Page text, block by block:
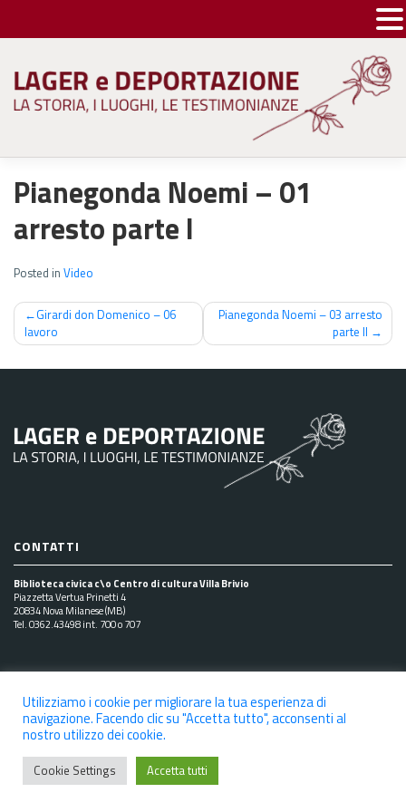
content
Pianegonda Noemi – 01
arresto parte I
Posted in Video
Navigazione
articoli
Girardi don Domenico – 06
lavoro
Pianegonda Noemi – 03 arresto
parte II
CONTATTI
Biblioteca civica c\o Centro di cultura Villa Brivio
Piazzetta Vertua Prinetti 4
20834 Nova Milanese (MB)
Tel. 0362.43498 int. 700 o 707
SEGUICI SUI SOCIAL
NOTE LEGALI PRIVACY POLICY
COOKIE POLICY
DICHIARAZIONE DI ACCESSIBILITÀ
CREDITS
Utilizziamo i cookie per migliorare la tua esperienza di
navigazione. Facendo clic su "Accetta tutto", acconsenti al
nostro utilizzo dei cookie.
Cookie Settings Accetta tutti